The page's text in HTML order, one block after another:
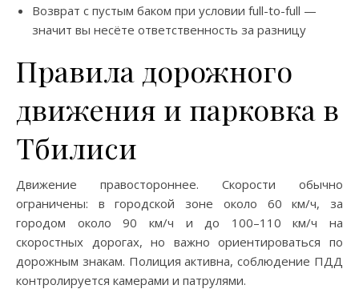
Возврат с пустым баком при условии full-to-full —
значит вы несёте ответственность за разницу
Правила дорожного
движения и парковка в
Тбилиси
Движение правостороннее. Скорости обычно
ограничены: в городской зоне около 60 км/ч, за
городом около 90 км/ч и до 100–110 км/ч на
скоростных дорогах, но важно ориентироваться по
дорожным знакам. Полиция активна, соблюдение ПДД
контролируется камерами и патрулями.